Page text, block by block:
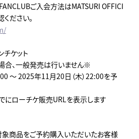
ご入会方法はMATSURI OFFICI
ださい。
ケット
合、一般発売は行いません※
～ 2025年11月20日（木）22:00を予
ーチケ販売URLを表示します
商品をご予約購入いただいたお客様